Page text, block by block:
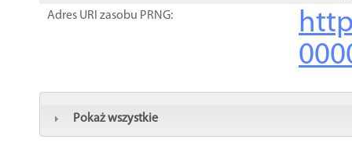
Adres URI zasobu PRNG:
Pokaż wszystkie